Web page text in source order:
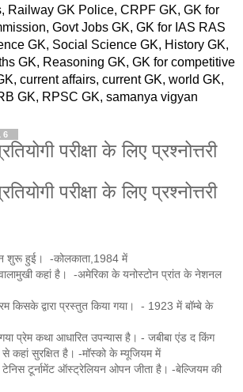
Railway GK Police, CRPF GK, GK for
Govt Jobs GK, GK for IAS RAS
GK, Social Science GK, History GK,
GK, Reasoning GK, GK for competitive
current affairs, current GK, world GK,
GK, RPSC GK, samanya vigyan
परीक्षा के लिए प्रश्नोत्तरी
परीक्षा के लिए प्रश्नोत्तरी
शुरू हुई। -कोलकाता,1984 में
कहां है। -अमेरिका के यनोस्टोन प्रांत के नेशनल
किसके द्वारा प्रस्तुत किया गया। - 1923 में बॉम्बे के
गया प्रेम कथा आधारित उपन्यास है। - जबीबा एंड द किंग
कहां सुरक्षित है। -मॉस्को के म्यूजियम में
टूर्नामेंट ऑस्ट्रेलियन ओपन जीता है। -बेल्जियम की